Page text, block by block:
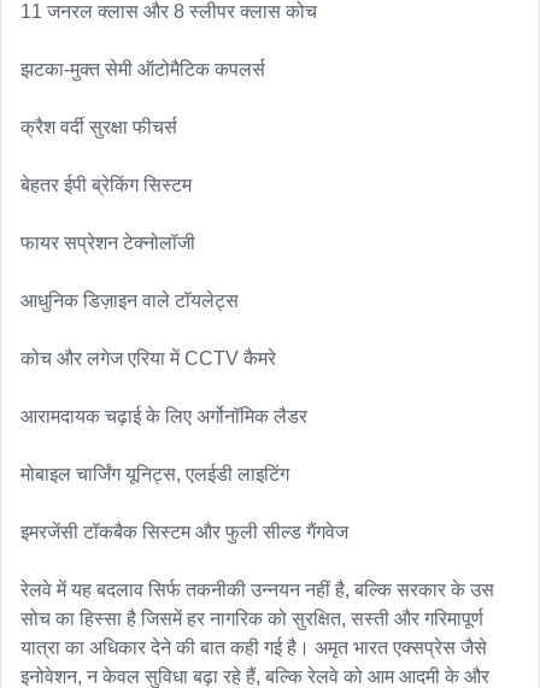
11 जनरल क्लास और 8 स्लीपर क्लास कोच
झटका-मुक्त सेमी ऑटोमैटिक कपलर्स
क्रैश वर्दी सुरक्षा फीचर्स
बेहतर ईपी ब्रेकिंग सिस्टम
फायर सप्रेशन टेक्नोलॉजी
आधुनिक डिज़ाइन वाले टॉयलेट्स
कोच और लगेज एरिया में CCTV कैमरे
आरामदायक चढ़ाई के लिए अर्गोनॉमिक लैडर
मोबाइल चार्जिंग यूनिट्स, एलईडी लाइटिंग
इमरजेंसी टॉकबैक सिस्टम और फुली सील्ड गैंगवेज
रेलवे में यह बदलाव सिर्फ तकनीकी उन्नयन नहीं है, बल्कि सरकार के उस
सोच का हिस्सा है जिसमें हर नागरिक को सुरक्षित, सस्ती और गरिमापूर्ण
यात्रा का अधिकार देने की बात कही गई है। अमृत भारत एक्सप्रेस जैसे
इनोवेशन, न केवल सुविधा बढ़ा रहे हैं, बल्कि रेलवे को आम आदमी के और